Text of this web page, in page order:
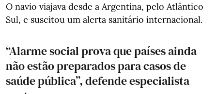
O navio viajava desde a Argentina, pelo Atlântico
Sul, e suscitou um alerta sanitário internacional.
“Alarme social prova que países ainda
não estão preparados para casos de
saúde pública”, defende especialista